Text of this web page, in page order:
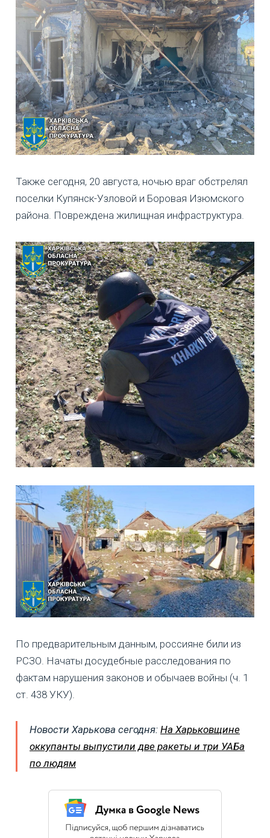
Также сегодня, 20 августа, ночью враг обстрелял
поселки Купянск-Узловой и Боровая Изюмского
района. Повреждена жилищная инфраструктура.
По предварительным данным, россияне били из
РСЗО. Начаты досудебные расследования по
фактам нарушения законов и обычаев войны (ч. 1
ст. 438 УКУ).
Новости Харькова сегодня: На Харьковщине
оккупанты выпустили две ракеты и три УАБа
по людям